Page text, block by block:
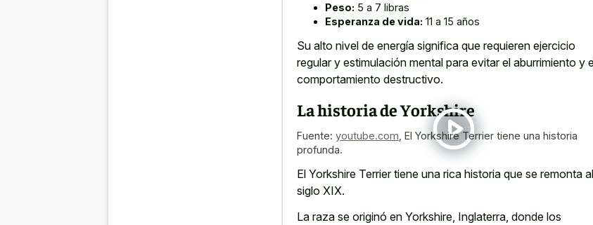
Peso: 5 a 7 libras
Esperanza de vida: 11 a 15 años
Su alto nivel de energía significa que requieren ejercicio
regular y estimulación mental para evitar el aburrimiento y
comportamiento destructivo.
La historia de Yorkshire
Fuente: youtube.com El Yorkshire Terrier tiene una historia
profunda.
El Yorkshire Terrier tiene una rica historia que se remonta al
siglo XIX.
La raza se originó en Yorkshire, Inglaterra, donde los